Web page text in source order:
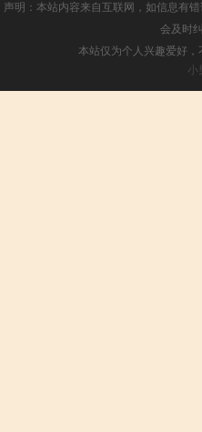
声明：本站内容来自互联网，如信息有
会及时
本站仅为个人兴趣爱好
小